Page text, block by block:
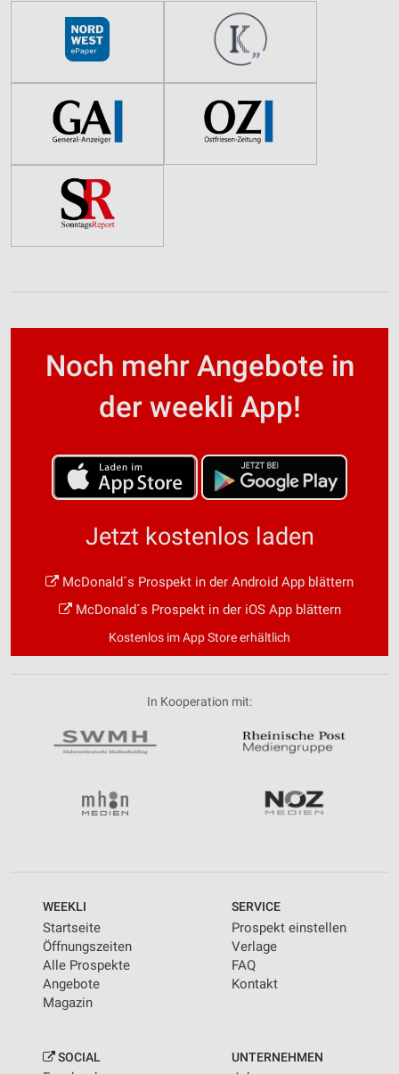
Noch mehr Angebote in
der weekli App!
Jetzt kostenlos laden
McDonald´s Prospekt in der Android App blättern
McDonald´s Prospekt in der iOS App blättern
Kostenlos im App Store erhältlich
In Kooperation mit:
WEEKLI
Startseite
Öffnungszeiten
Alle Prospekte
Angebote
Magazin
SERVICE
Prospekt einstellen
Verlage
FAQ
Kontakt
SOCIAL UNTERNEHMEN